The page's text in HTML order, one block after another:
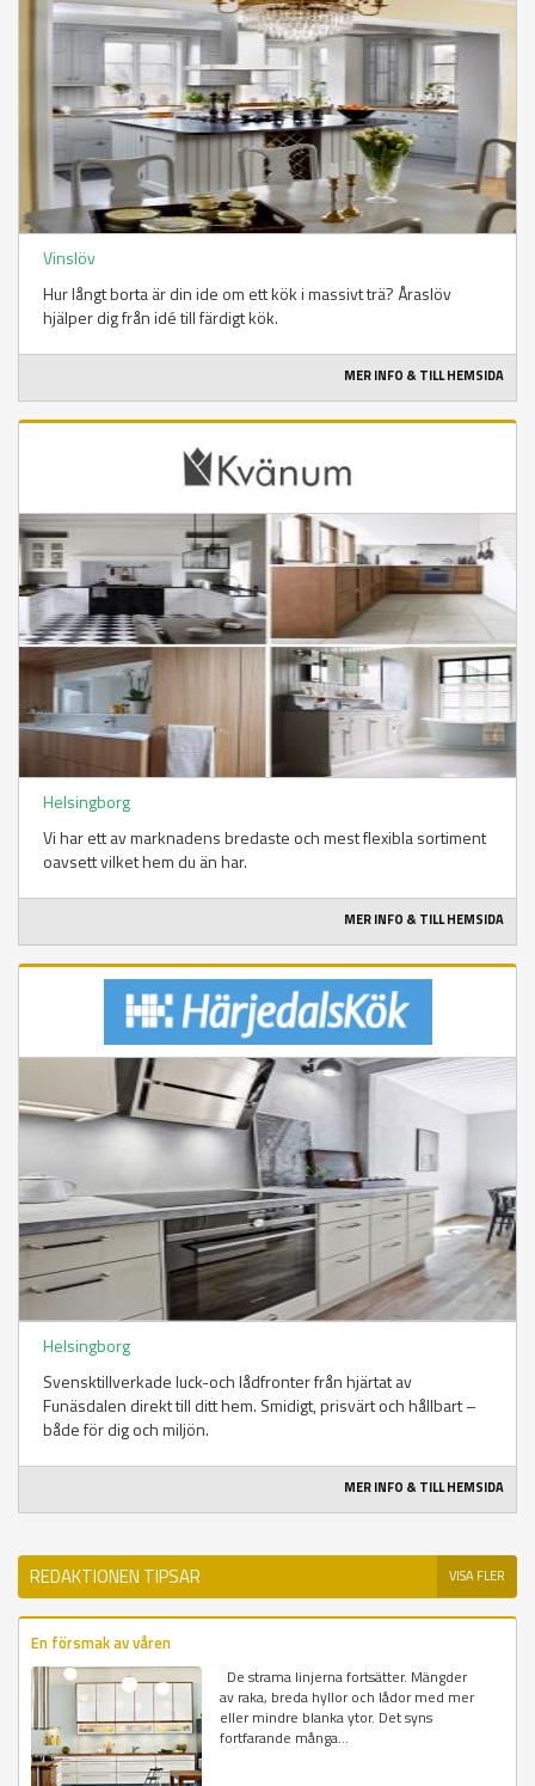
Vinslöv
Hur långt borta är din ide om ett kök i massivt trä? Åraslöv
hjälper dig från idé till färdigt kök.
MER INFO & TILL HEMSIDA
Helsingborg
Vi har ett av marknadens bredaste och mest flexibla sortiment
oavsett vilket hem du än har.
MER INFO & TILL HEMSIDA
Helsingborg
Svensktillverkade luck-och lådfronter från hjärtat av
Funäsdalen direkt till ditt hem. Smidigt, prisvärt och hållbart –
både för dig och miljön.
MER INFO & TILL HEMSIDA
REDAKTIONEN TIPSAR VISA FLER
En försmak av våren
De strama linjerna fortsätter. Mängder
av raka, breda hyllor och lådor med mer
eller mindre blanka ytor. Det syns
fortfarande många...